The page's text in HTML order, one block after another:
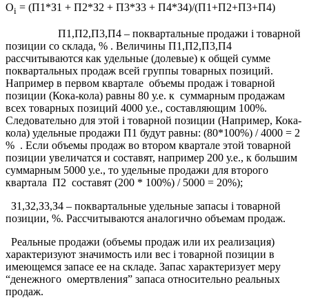
Оi = (П1*З1 + П2*З2 + П3*З3 + П4*З4)/(П1+П2+П3+П4)
П1,П2,П3,П4 – поквартальные продажи i товарной
позиции со склада, % . Величины П1,П2,П3,П4
рассчитываются как удельные (долевые) к общей сумме
поквартальных продаж всей группы товарных позиций.
Например в первом квартале объемы продаж i товарной
позиции (Кока-кола) равны 80 у.е. к суммарным продажам
всех товарных позиций 4000 у.е., составляющим 100%.
Следовательно для этой i товарной позиции (Например, Кока-
кола) удельные продажи П1 будут равны: (80*100%) / 4000 = 2
% . Если объемы продаж во втором квартале этой товарной
позиции увеличатся и составят, например 200 у.е., к большим
суммарным 5000 у.е., то удельные продажи для второго
квартала П2 составят (200 * 100%) / 5000 = 20%);
З1,З2,З3,З4 – поквартальные удельные запасы i товарной
позиции, %. Рассчитываются аналогично объемам продаж.
Реальные продажи (объемы продаж или их реализация)
характеризуют значимость или вес i товарной позиции в
имеющемся запасе ее на складе. Запас характеризует меру
“денежного омертвления” запаса относительно реальных
продаж.